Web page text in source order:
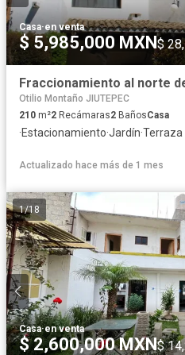
Casa·en venta
$ 5,985,000 MXN$
Fraccionamiento al norte
Otilio Montaño JIUTEPEC
210 m²2 Recámaras2 BañosCasa
·Estacionamiento·Jardín·Terraza
Actualizado hace más de 1 mes
1/18
Casa·en venta
$ 2,600,000 MXN$